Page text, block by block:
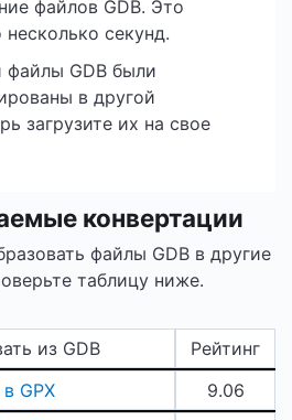
файлов GDB. Это
несколько секунд.
файлы GDB были
в другой
загрузите их на свое
конвертации
файлы GDB в другие
таблицу ниже.
из GDB
Рейтинг
GPX
9.06